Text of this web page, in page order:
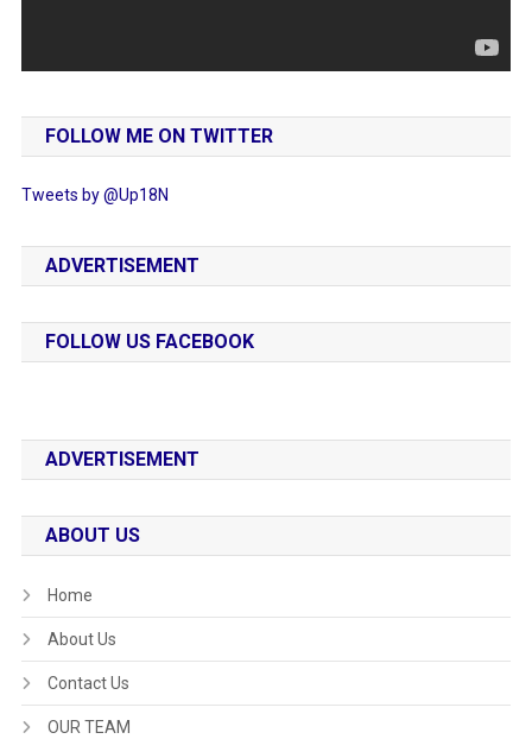
FOLLOW ME ON TWITTER
Tweets by @Up18N
ADVERTISEMENT
FOLLOW US FACEBOOK
ADVERTISEMENT
ABOUT US
Home
About Us
Contact Us
OUR TEAM